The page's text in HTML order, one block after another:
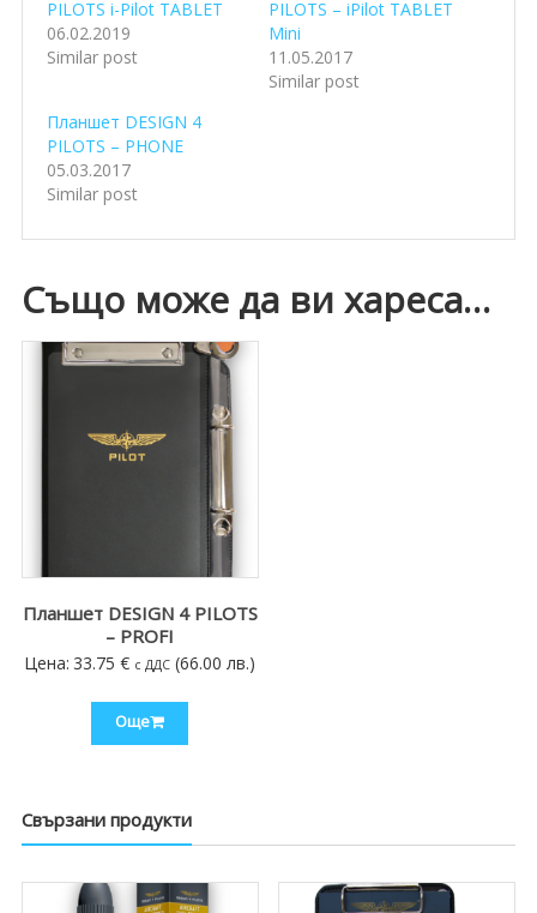
PILOTS i-Pilot TABLET
06.02.2019
Similar post
PILOTS – iPilot TABLET
Mini
11.05.2017
Similar post
Планшет DESIGN 4
PILOTS – PHONE
05.03.2017
Similar post
Също може да ви хареса…
Планшет DESIGN 4 PILOTS
– PROFI
Цена: 33.75€ с ДДС (66.00 лв.)
Още
Свързани продукти